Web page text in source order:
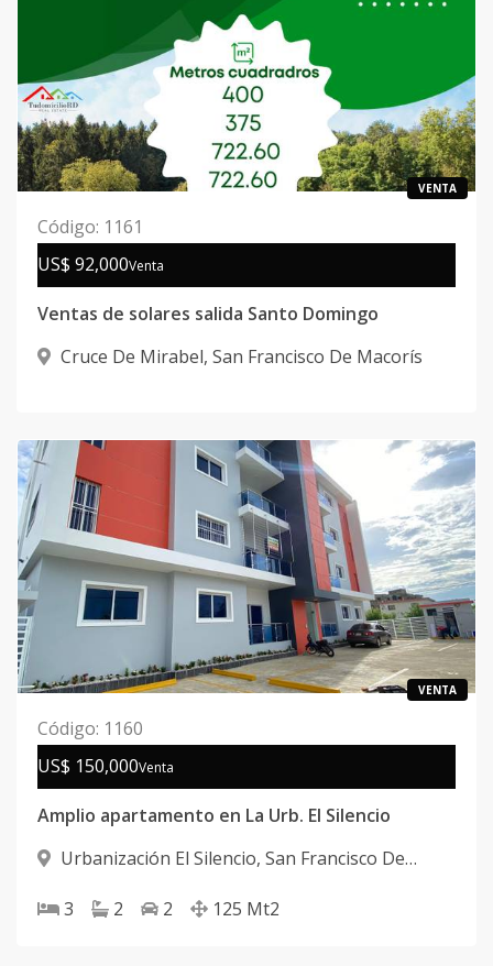
VENTA
Código: 1161
US$ 92,000Venta
Ventas de solares salida Santo Domingo
Cruce De Mirabel, San Francisco De Macorís
VENTA
Código: 1160
US$ 150,000Venta
Amplio apartamento en La Urb. El Silencio
Urbanización El Silencio, San Francisco De
3
2 2 125 Mt2